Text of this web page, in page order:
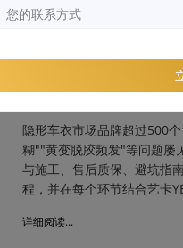
详细阅读...
隐形车衣选购全流程指南
隐形车衣市场品牌超过500
糊""黄变脱胶频发"等问题屡
与施工、售后质保、避坑指
程，并在每个环节结合艺卡
详细阅读...